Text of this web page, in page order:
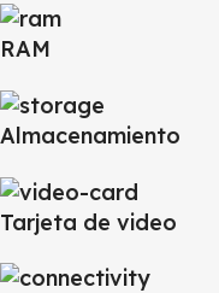
RAM
Almacenamiento
Tarjeta de video